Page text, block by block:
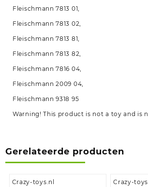
Fleischmann 7813 01,
Fleischmann 7813 02,
Fleischmann 7813 81,
Fleischmann 7813 82,
Fleischmann 7816 04,
Fleischmann 2009 04,
Fleischmann 9318 95
Warning! This product is not a toy and is
Gerelateerde producten
Crazy-toys.nl Crazy-